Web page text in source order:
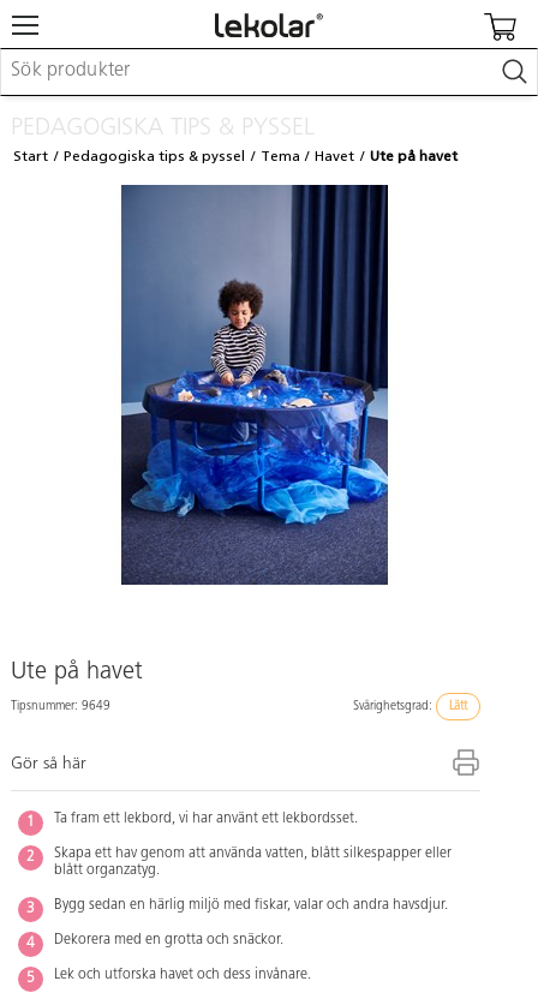
Möbler & inredning
Skapa
PEDAGOGISKA TIPS & PYSSEL
Start Pedagogiska tips & pyssel Tema Havet Ute på havet
Ute på havet
Tipsnummer: 9649 Svårighetsgrad: Lätt
Gör så här
Ta fram ett lekbord, vi har använt ett lekbordsset.
Skapa ett hav genom att använda vatten, blått silkespapper eller
blått organzatyg.
Bygg sedan en härlig miljö med fiskar, valar och andra havsdjur.
Dekorera med en grotta och snäckor.
Lek och utforska havet och dess invånare.